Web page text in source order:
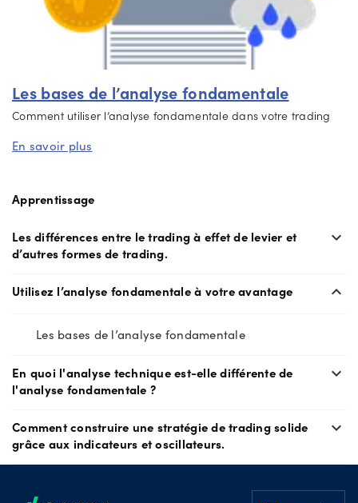
découvrir
davantage
Soutien
aux
Services
Les bases de l’analyse fondamentale
Comment utiliser l’analyse fondamentale dans votre trading
En savoir plus
Apprentissage
Les différences entre le trading à effet de levier et
d’autres formes de trading.
expand_more
Utilisez l’analyse fondamentale à votre avantage expand_less
Les bases de l’analyse fondamentale
En quoi l'analyse technique est-elle différente de
l'analyse fondamentale ?
expand_more
Comment construire une stratégie de trading solide
grâce aux indicateurs et oscillateurs.
expand_more